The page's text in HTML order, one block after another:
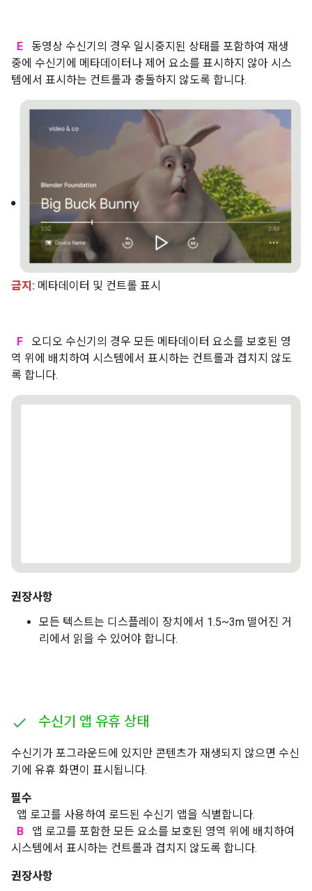
E
동영상 수신기의 경우 일시중지된 상태를 포함하여 재생
중에 수신기에 메타데이터나 제어 요소를 표시하지 않아 시스
템에서 표시하는 컨트롤과 충돌하지 않도록 합니다.
금지: 메타데이터 및 컨트롤 표시
F
오디오 수신기의 경우 모든 메타데이터 요소를 보호된 영
역 위에 배치하여 시스템에서 표시하는 컨트롤과 겹치지 않도
록 합니다.
권장사항
모든 텍스트는 디스플레이 장치에서 1.5~3m 떨어진 거
리에서 읽을 수 있어야 합니다.
수신기 앱 유휴 상태
수신기가 포그라운드에 있지만 콘텐츠가 재생되지 않으면 수신
기에 유휴 화면이 표시됩니다.
필수
앱 로고를 사용하여 로드된 수신기 앱을 식별합니다.
B
앱 로고를 포함한 모든 요소를 보호된 영역 위에 배치하여
시스템에서 표시하는 컨트롤과 겹치지 않도록 합니다.
권장사항